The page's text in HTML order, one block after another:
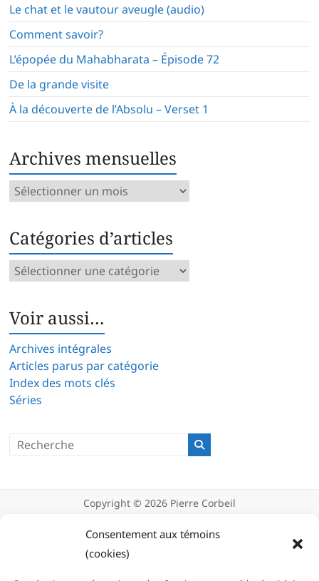
Consentement aux témoins
(cookies)
Le chat et le vautour aveugle (audio)
Comment savoir?
L’épopée du Mahabharata – Épisode 72
De la grande visite
À la découverte de l’Absolu – Verset 1
Archives mensuelles
Archives
Catégories d’articles
Catégories
Voir aussi…
Archives intégrales
Articles parus par catégorie
Index des mots clés
Séries
Copyright © 2026 Pierre Corbeil
(cookies)